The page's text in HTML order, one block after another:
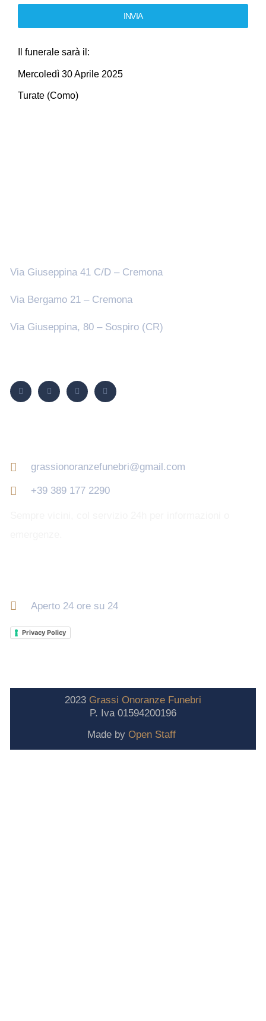
INVIA
Il funerale sarà il:
Mercoledì 30 Aprile 2025
Turate (Como)
Via Giuseppina 41 C/D – Cremona
Via Bergamo 21 – Cremona
Via Giuseppina, 80 – Sospiro (CR)
grassionoranzefunebri@gmail.com
+39 389 177 2290
Aperto 24 ore su 24
Privacy Policy
2023 Grassi Onoranze Funebri
P. Iva 01594200196
Made by Open Staff